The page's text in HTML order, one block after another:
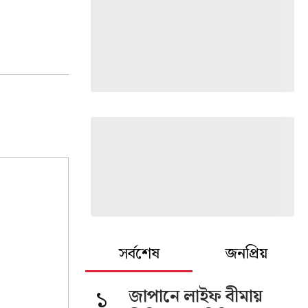
সর্বশেষ জনপ্রিয়
জাপানে লাইফ বীমায়